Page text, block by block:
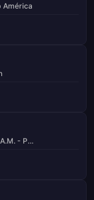
América
U.N.A.M. - Pumas